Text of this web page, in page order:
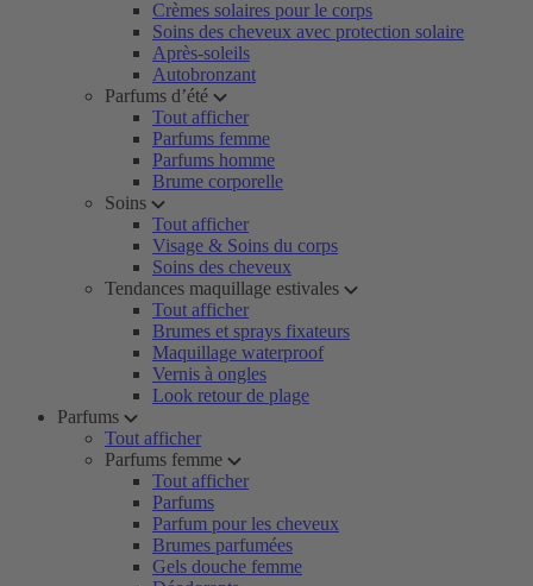
Crèmes solaires pour le corps
Soins des cheveux avec protection solaire
Après-soleils
Autobronzant
Parfums d’été
Tout afficher
Parfums femme
Parfums homme
Brume corporelle
Soins
Tout afficher
Visage & Soins du corps
Soins des cheveux
Tendances maquillage estivales
Tout afficher
Brumes et sprays fixateurs
Maquillage waterproof
Vernis à ongles
Look retour de plage
Parfums
Tout afficher
Parfums femme
Tout afficher
Parfums
Parfum pour les cheveux
Brumes parfumées
Gels douche femme